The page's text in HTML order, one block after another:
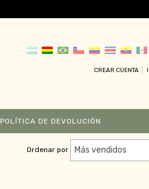
CREAR CUENTA
POLÍTICA DE DEVOLUCIÓN
Ordenar por